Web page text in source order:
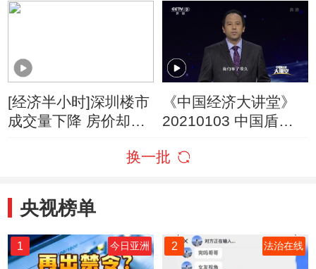
岛岛有风情
[经济半小时]深圳楼市
成交量下降 房价却升
《中国经济大讲堂》
20210103 中国盾构
换一批
央视榜单
1 今日亚洲 2 法治在线